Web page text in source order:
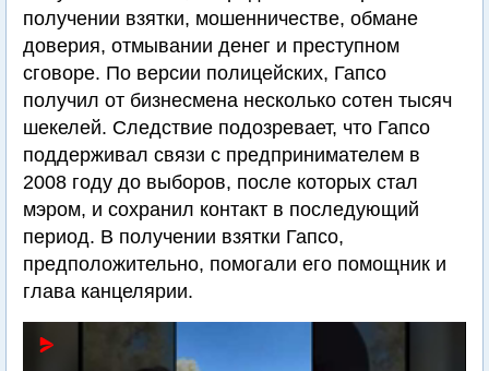
получении взятки, мошенничестве, обмане
доверия, отмывании денег и преступном
сговоре. По версии полицейских, Гапсо
получил от бизнесмена несколько сотен тысяч
шекелей. Следствие подозревает, что Гапсо
поддерживал связи с предпринимателем в
2008 году до выборов, после которых стал
мэром, и сохранил контакт в последующий
период. В получении взятки Гапсо,
предположительно, помогали его помощник и
глава канцелярии.